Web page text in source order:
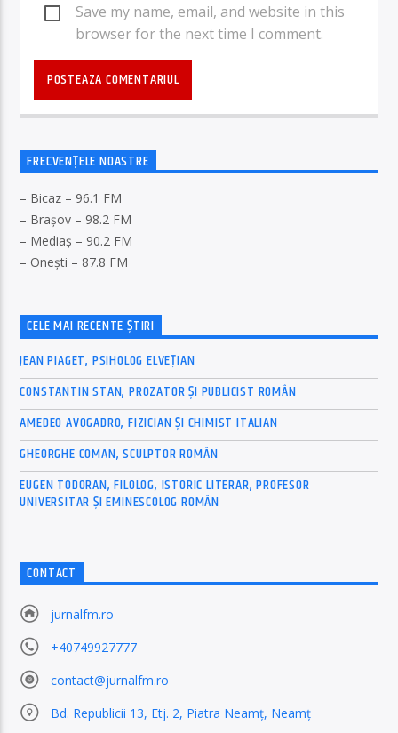
Save my name, email, and website in this
browser for the next time I comment.
FRECVENȚELE NOASTRE
– Bicaz – 96.1 FM
– Brașov – 98.2 FM
– Mediaș – 90.2 FM
– Onești – 87.8 FM
CELE MAI RECENTE ȘTIRI
JEAN PIAGET, PSIHOLOG ELVEȚIAN
CONSTANTIN STAN, PROZATOR ȘI PUBLICIST ROMÂN
AMEDEO AVOGADRO, FIZICIAN ȘI CHIMIST ITALIAN
GHEORGHE COMAN, SCULPTOR ROMÂN
EUGEN TODORAN, FILOLOG, ISTORIC LITERAR, PROFESOR
UNIVERSITAR ȘI EMINESCOLOG ROMÂN
CONTACT
jurnalfm.ro
+40749927777
contact@jurnalfm.ro
Bd. Republicii 13, Etj. 2, Piatra Neamț, Neamț